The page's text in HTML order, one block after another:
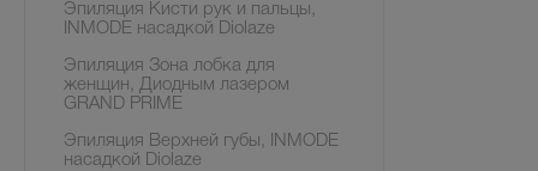
Эпиляция Кисти рук и пальцы,
INMODE насадкой Diolaze
Эпиляция Зона лобка для
женщин, Диодным лазером
GRAND PRIME
Эпиляция Верхней губы, INMODE
насадкой Diolaze